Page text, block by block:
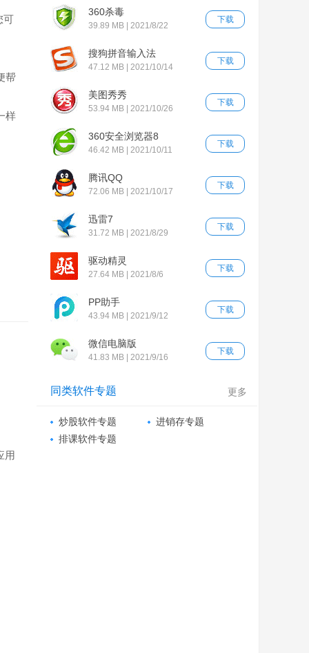
可
帮
样
用
下载
360杀毒
39.89 MB | 2021/8/22
下载
搜狗拼音输入法
47.12 MB | 2021/10/14
下载
美图秀秀
53.94 MB | 2021/10/26
下载
360安全浏览器8
46.42 MB | 2021/10/11
下载
腾讯QQ
72.06 MB | 2021/10/17
下载
迅雷7
31.72 MB | 2021/8/29
下载
驱动精灵
27.64 MB | 2021/8/6
下载
PP助手
43.94 MB | 2021/9/12
下载
微信电脑版
41.83 MB | 2021/9/16
更多
同类软件专题
炒股软件专题
进销存专题
排课软件专题